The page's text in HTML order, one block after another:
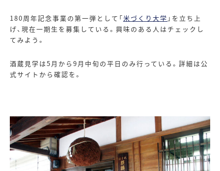
180周年記念事業の第一弾として「米づくり大学 」を立ち上
げ、現在一期生を募集している。興味のある人はチェックし
てみよう。
酒蔵見学は5月から 9月中旬の平日のみ行っている。詳細は公
式サイトから確認を。